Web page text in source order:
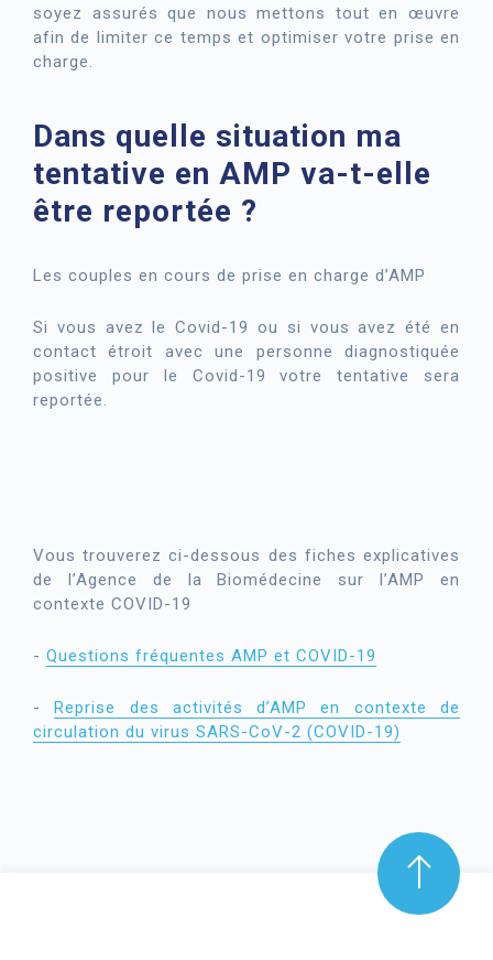
soyez assurés que nous mettons tout en œuvre
afin de limiter ce temps et optimiser votre prise en
charge.
Dans quelle situation ma
tentative en AMP va-t-elle
être reportée ?
Les couples en cours de prise en charge d’AMP
Si vous avez le Covid-19 ou si vous avez été en
contact étroit avec une personne diagnostiquée
positive pour le Covid-19 votre tentative sera
reportée.
Vous trouverez ci-dessous des fiches explicatives
de l’Agence de la Biomédecine sur l’AMP en
contexte COVID-19
- Questions fréquentes AMP et COVID-19
-Reprise des activités d’AMP en contexte de
circulation du virus SARS-CoV-2 (COVID-19)